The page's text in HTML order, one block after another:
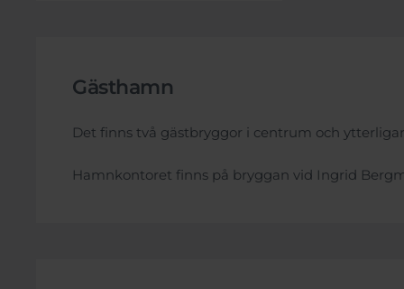
Gästhamn
Det finns två gästbryggor i centrum och
Hamnkontoret finns på bryggan vid Ingrid